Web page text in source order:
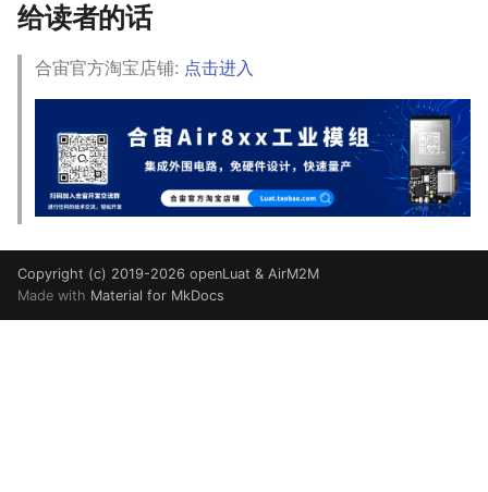
给读者的话
合宙官方淘宝店铺: 点击进入
Copyright (c) 2019-2026 openLuat & AirM2M
Made with Material for MkDocs